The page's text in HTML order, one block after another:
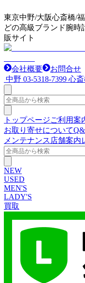
東京中野/大阪心斎橋/
どの高級ブランド腕時
販サイト
会社概要
お問合せ
中野 03-5318-7399 心
トップページご利用案
お取り寄せについて
メンテナンス 店舗案内
NEW
USED
MEN'S
LADY'S
買取